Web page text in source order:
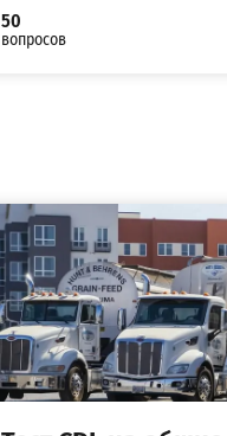
50
вопросов